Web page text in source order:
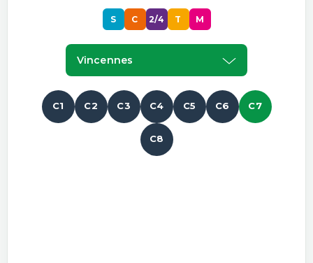
S C 2/4 T M
Vincennes
C1 C2 C3 C4 C5 C6 C7
C8